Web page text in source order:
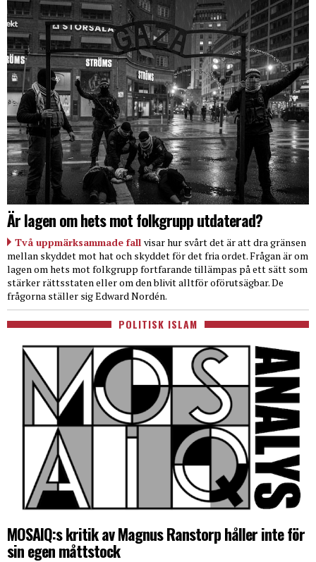
Är lagen om hets mot folkgrupp utdaterad?
Två uppmärksammade fall visar hur svårt det är att dra gränsen
mellan skyddet mot hat och skyddet för det fria ordet. Frågan är om
lagen om hets mot folkgrupp fortfarande tillämpas på ett sätt som
stärker rättsstaten eller om den blivit alltför oförutsägbar. De
frågorna ställer sig Edward Nordén.
POLITISK ISLAM
MOSAIQ:s kritik av Magnus Ranstorp håller inte för
sin egen måttstock